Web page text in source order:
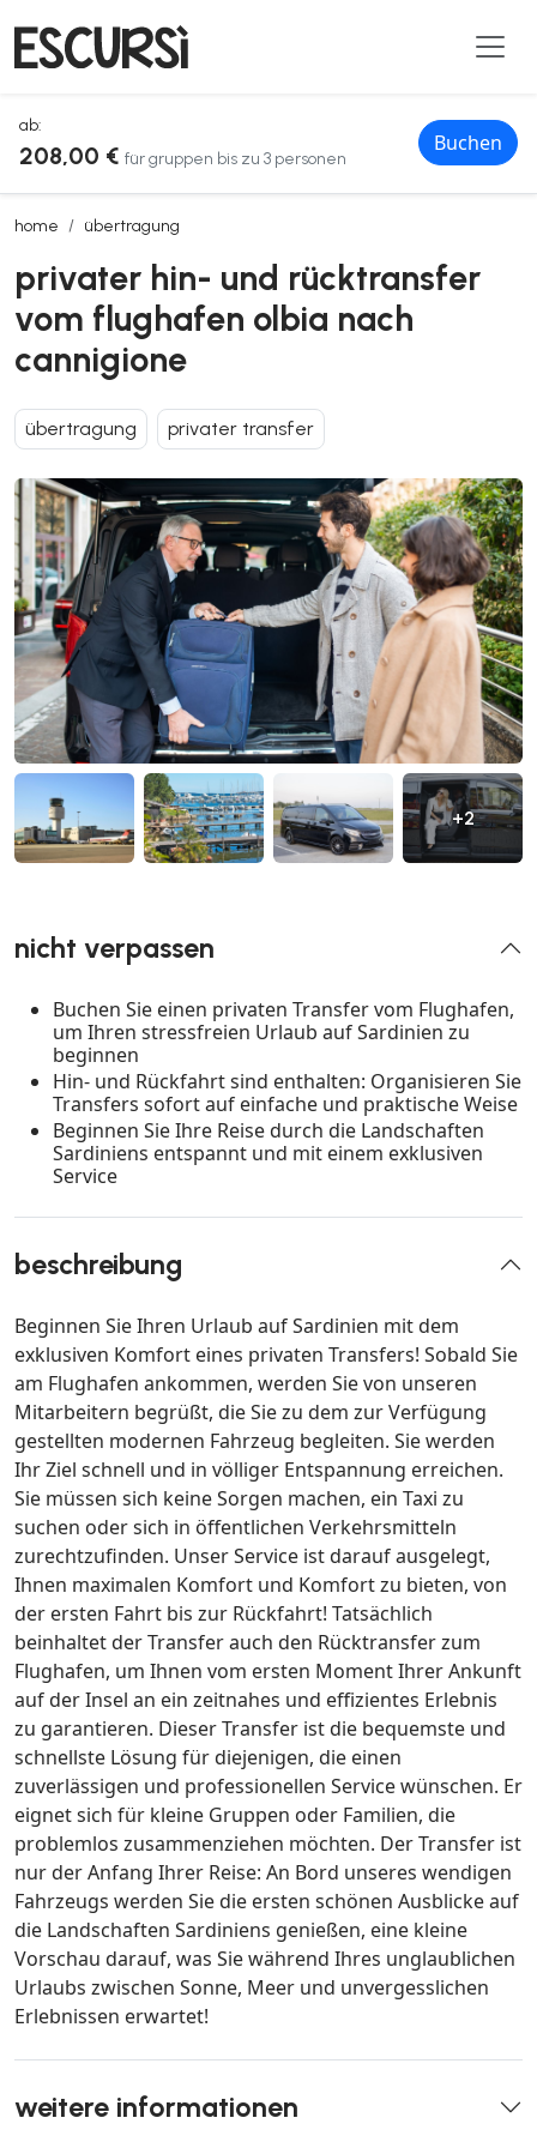
ab:
208,00 € für gruppen bis zu 3 personen
Buchen
home übertragung
privater hin- und rücktransfer vom flughafen olbia nach cannigione
privater hin- und rücktransfer
vom flughafen olbia nach
cannigione
übertragung privater transfer
+2
nicht verpassen
Buchen Sie einen privaten Transfer vom Flughafen,
um Ihren stressfreien Urlaub auf Sardinien zu
beginnen
Hin- und Rückfahrt sind enthalten: Organisieren Sie
Transfers sofort auf einfache und praktische Weise
Beginnen Sie Ihre Reise durch die Landschaften
Sardiniens entspannt und mit einem exklusiven
Service
beschreibung
Beginnen Sie Ihren Urlaub auf Sardinien mit dem
exklusiven Komfort eines privaten Transfers! Sobald Sie
am Flughafen ankommen, werden Sie von unseren
Mitarbeitern begrüßt, die Sie zu dem zur Verfügung
gestellten modernen Fahrzeug begleiten. Sie werden
Ihr Ziel schnell und in völliger Entspannung erreichen.
Sie müssen sich keine Sorgen machen, ein Taxi zu
suchen oder sich in öffentlichen Verkehrsmitteln
zurechtzufinden. Unser Service ist darauf ausgelegt,
Ihnen maximalen Komfort und Komfort zu bieten, von
der ersten Fahrt bis zur Rückfahrt! Tatsächlich
beinhaltet der Transfer auch den Rücktransfer zum
Flughafen, um Ihnen vom ersten Moment Ihrer Ankunft
auf der Insel an ein zeitnahes und effizientes Erlebnis
zu garantieren. Dieser Transfer ist die bequemste und
schnellste Lösung für diejenigen, die einen
zuverlässigen und professionellen Service wünschen. Er
eignet sich für kleine Gruppen oder Familien, die
problemlos zusammenziehen möchten. Der Transfer ist
nur der Anfang Ihrer Reise: An Bord unseres wendigen
Fahrzeugs werden Sie die ersten schönen Ausblicke auf
die Landschaften Sardiniens genießen, eine kleine
Vorschau darauf, was Sie während Ihres unglaublichen
Urlaubs zwischen Sonne, Meer und unvergesslichen
Erlebnissen erwartet!
weitere informationen